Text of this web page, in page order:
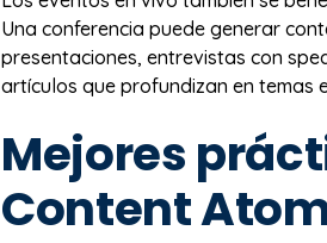
Una conferencia puede generar
presentaciones, entrevistas con
artículos que profundizan en temas
Mejores
Content